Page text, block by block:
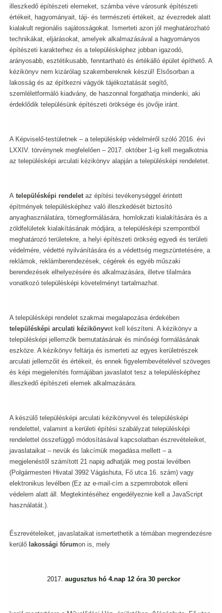
illeszkedő építészeti elemeket, számba véve városunk építészeti
értékeit, hagyományait, táji- és természeti értékeit, az évezredek alatt
kialakult regionális sajátosságokat. Ismerteti azon jól meghatározható
technikákat, eljárásokat, amelyek alkalmazásával a hagyományos
építészeti karakterhez és a településképhez jobban igazodó,
arányosabb, esztétikusabb, fenntartható és értékálló épület építhető. A
kézikönyv nem kizárólag szakembereknek készül! Elsősorban a
lakosság és az építkezni vágyók tájékoztatását segítő,
szemléletformáló kiadvány, de haszonnal forgathatja mindenki, aki
érdeklődik településünk építészeti öröksége és jövője iránt.
A Képviselő-testületnek – a településkép védelméről szóló 2016. évi
LXXIV. törvénynek megfelelően – 2017. október 1-ig kell megalkotnia
az településképi arculati kézikönyv alapján a településképi rendeletet.
Atelepülésképi rendeletaz építési tevékenységgel érintett
építmények településképhez való illeszkedését biztosító
anyaghasználatára, tömegformálására, homlokzati kialakítására és a
zöldfelületek kialakításának módjára, a településképi szempontból
meghatározó területekre, a helyi építészeti örökség egyedi és területi
védelmére, védetté nyilvánítására és a védettség megszüntetésére, a
reklámok, reklámberendezések, cégérek és egyéb műszaki
berendezések elhelyezésére és alkalmazására, illetve tilalmára
vonatkozó településképi követelményt tartalmazhat.
A településképi rendelet szakmai megalapozása érdekében
településképi arculati kézikönyvet kell készíteni. A kézikönyv a
településképi jellemzők bemutatásának és minőségi formálásának
eszköze. A kézikönyv feltárja és ismerteti az egyes kerületrészek
arculati jellemzőit és értékeit, és ennek figyelembevételével szöveges
és képi megjelenítés formájában javaslatot tesz a településképhez
illeszkedő építészeti elemek alkalmazására.
A készülő településképi arculati kézikönyvvel és településképi
rendelettel, valamint a kerületi építési szabályzat településképi
rendelettel összefüggő módosításával kapcsolatban észrevételeiket,
javaslataikat – nevük és lakcímük megadása mellett – a
megjelenéstől számított 21 napig adhatják meg postai levélben
(Polgármesteri Hivatal 3992 Vágáshuta, Fő utca 16. szám) vagy
elektronikus levélben (Ez az e-mail-cím a szpemrobotok elleni
védelem alatt áll. Megtekintéséhez engedélyeznie kell a JavaScript
használatát.).
Észrevételeiket, javaslataikat ismertethetik a témában megrendezésre
kerülő lakossági fórumon is, mely
augusztus hó 4.nap 12 óra 30 perckor